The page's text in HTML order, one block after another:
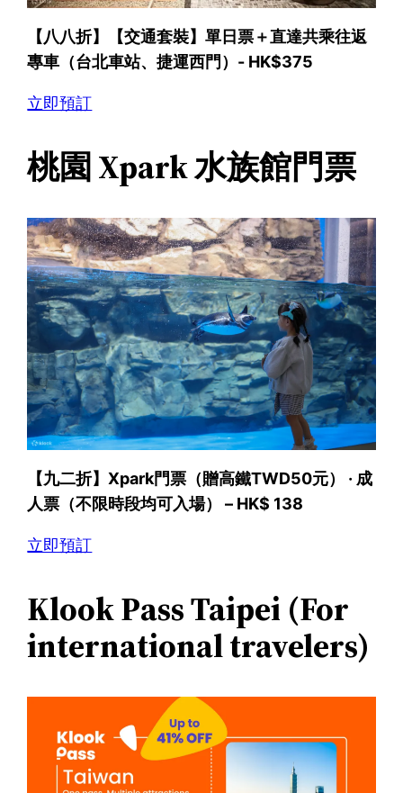
【八八折】【交通套裝】單日票＋直達共乘往返
專車（台北車站、捷運西門）- HK$375
立即預訂
桃園 Xpark 水族館門票
【九二折】Xpark門票（贈高鐵TWD50元） · 成
人票（不限時段均可入場） – HK$ 138
立即預訂
Klook Pass Taipei (For
international travelers)